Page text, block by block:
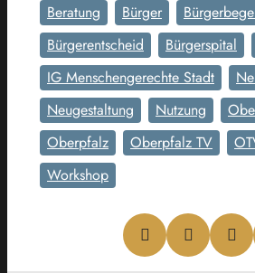
Beratung
Bürger
Bürgerentscheid
Bürgerspital
IG Menschengerechte Stadt
Neugestaltung
Nutzung
Oberpfalz
Oberpfalz TV
Workshop